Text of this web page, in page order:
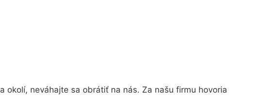
a okolí, neváhajte sa obrátiť na nás. Za našu firmu hovoria